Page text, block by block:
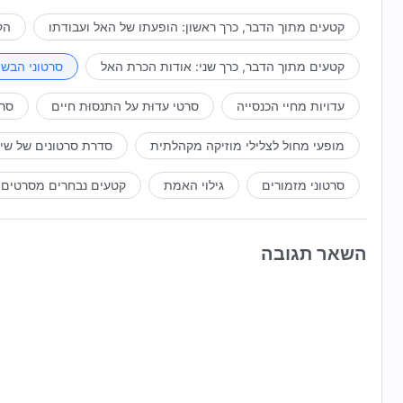
קטעים מתוך הדבר, כרך ראשון: הופעתו של האל ועבודתו
קטעים מתוך הדבר, כרך שני: אודות הכרת האל סרטוני
עדויות מחיי הכנסייה סרטי עדוּת על התנסוּת חיים
מופעי מחול לצלילי מוזיקה מקהלתית סדרת סרטונים של
סרטוני מזמורים גילוי האמת קטעים נבחרים מסרטים
השאר תגובה